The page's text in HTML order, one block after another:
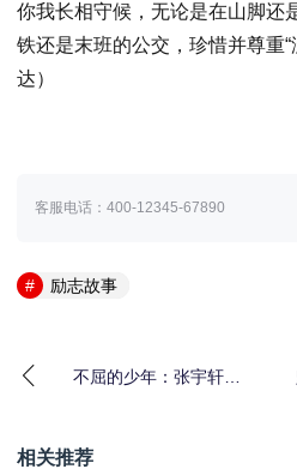
你我长相守候，无论是在山脚还
铁还是末班的公交，珍惜并尊重
达）
客服电话：400-12345-67890
励志故事
不屈的少年：张宇轩的
相关推荐